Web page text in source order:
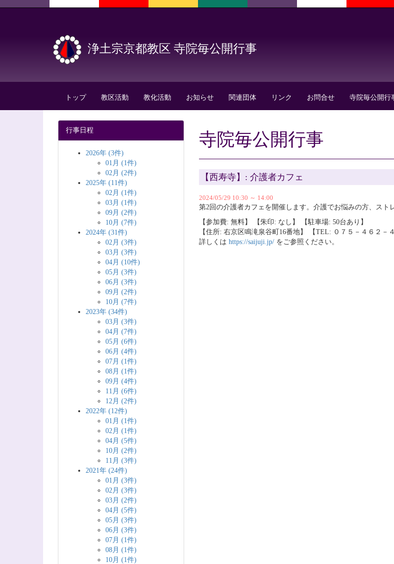
浄土宗京都教区 寺院毎公開行事
トップ 教区活動 教化活動 お知らせ 関連団体 リンク お問合せ 寺院毎公開行
寺院毎公開行事
【西寿寺】: 介護者カフェ
2024/05/29 10:30 ～ 14:00
第2回の介護者カフェを開催します。介護でお悩みの方、スト
【参加費: 無料】 【朱印: なし】 【駐車場: 50台あり】
【住所: 右京区鳴滝泉谷町16番地】 【TEL: ０７５－４６２－
詳しくは https://saijuji.jp/ をご参照ください。
行事日程
2026年 (3件)
01月 (1件)
02月 (2件)
2025年 (11件)
02月 (1件)
03月 (1件)
09月 (2件)
10月 (7件)
2024年 (31件)
02月 (3件)
03月 (3件)
04月 (10件)
05月 (3件)
06月 (3件)
09月 (2件)
10月 (7件)
2023年 (34件)
03月 (3件)
04月 (7件)
05月 (6件)
06月 (4件)
07月 (1件)
08月 (1件)
09月 (4件)
11月 (6件)
12月 (2件)
2022年 (12件)
01月 (1件)
02月 (1件)
04月 (5件)
10月 (2件)
11月 (3件)
2021年 (24件)
01月 (3件)
02月 (3件)
03月 (2件)
04月 (5件)
05月 (3件)
06月 (3件)
07月 (1件)
08月 (1件)
10月 (1件)